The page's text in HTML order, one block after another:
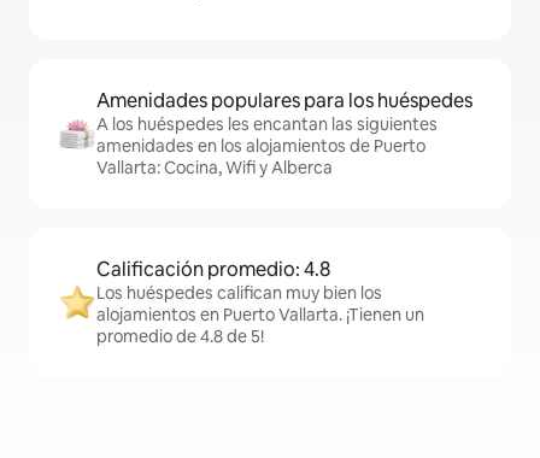
Amenidades populares para los huéspedes
A los huéspedes les encantan las siguientes
amenidades en los alojamientos de Puerto
Vallarta: Cocina, Wifi y Alberca
Calificación promedio: 4.8
Los huéspedes califican muy bien los
alojamientos en Puerto Vallarta. ¡Tienen un
promedio de 4.8 de 5!